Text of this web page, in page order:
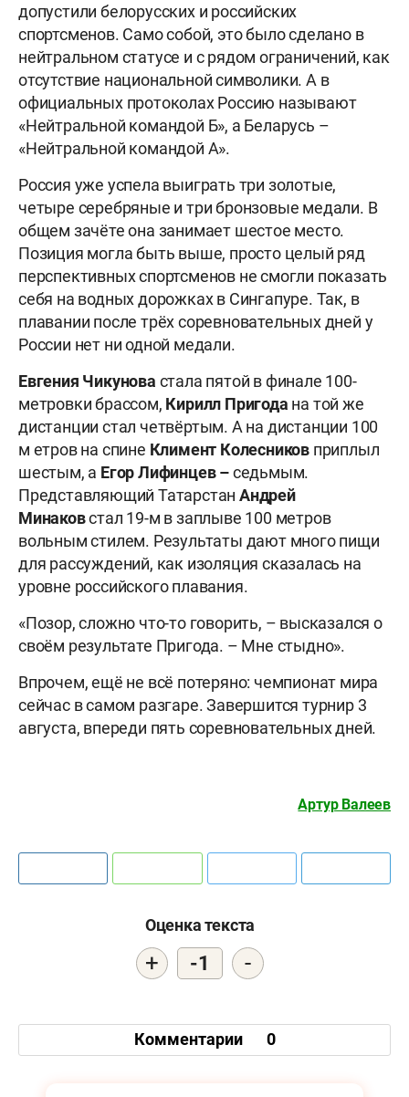
допустили белорусских и российских
спортсменов. Само собой, это было сделано в
нейтральном статусе и с рядом ограничений, как
отсутствие национальной символики. А в
официальных протоколах Россию называют
«Нейтральной командой Б», а Беларусь –
«Нейтральной командой А».
Россия уже успела выиграть три золотые,
четыре серебряные и три бронзовые медали. В
общем зачёте она занимает шестое место.
Позиция могла быть выше, просто целый ряд
перспективных спортсменов не смогли показать
себя на водных дорожках в Сингапуре. Так, в
плавании после трёх соревновательных дней у
России нет ни одной медали.
Евгения Чикунова стала пятой в финале 100-
метровки брассом, Кирилл Пригода на той же
дистанции стал четвёртым. А на дистанции 100
м етров на спине Климент Колесников приплыл
шестым, а ЕгорЛифинцев –седьмым.
Представляющий Татарстан Андрей
Минаковстал 19-м в заплыве 100 метров
вольным стилем. Результаты дают много пищи
для рассуждений, как изоляция сказалась на
уровне российского плавания.
«Позор, сложно что-то говорить, – высказался о
своём результате Пригода. – Мне стыдно».
Впрочем, ещё не всё потеряно: чемпионат мира
сейчас в самом разгаре. Завершится турнир 3
августа, впереди пять соревновательных дней.
Артур Валеев
Оценка текста
+ -1 -
Комментарии 0